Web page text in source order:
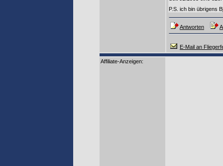
P.S. ich bin übrigens
Antworten
E-Mail an
Affiliate-Anzeigen: